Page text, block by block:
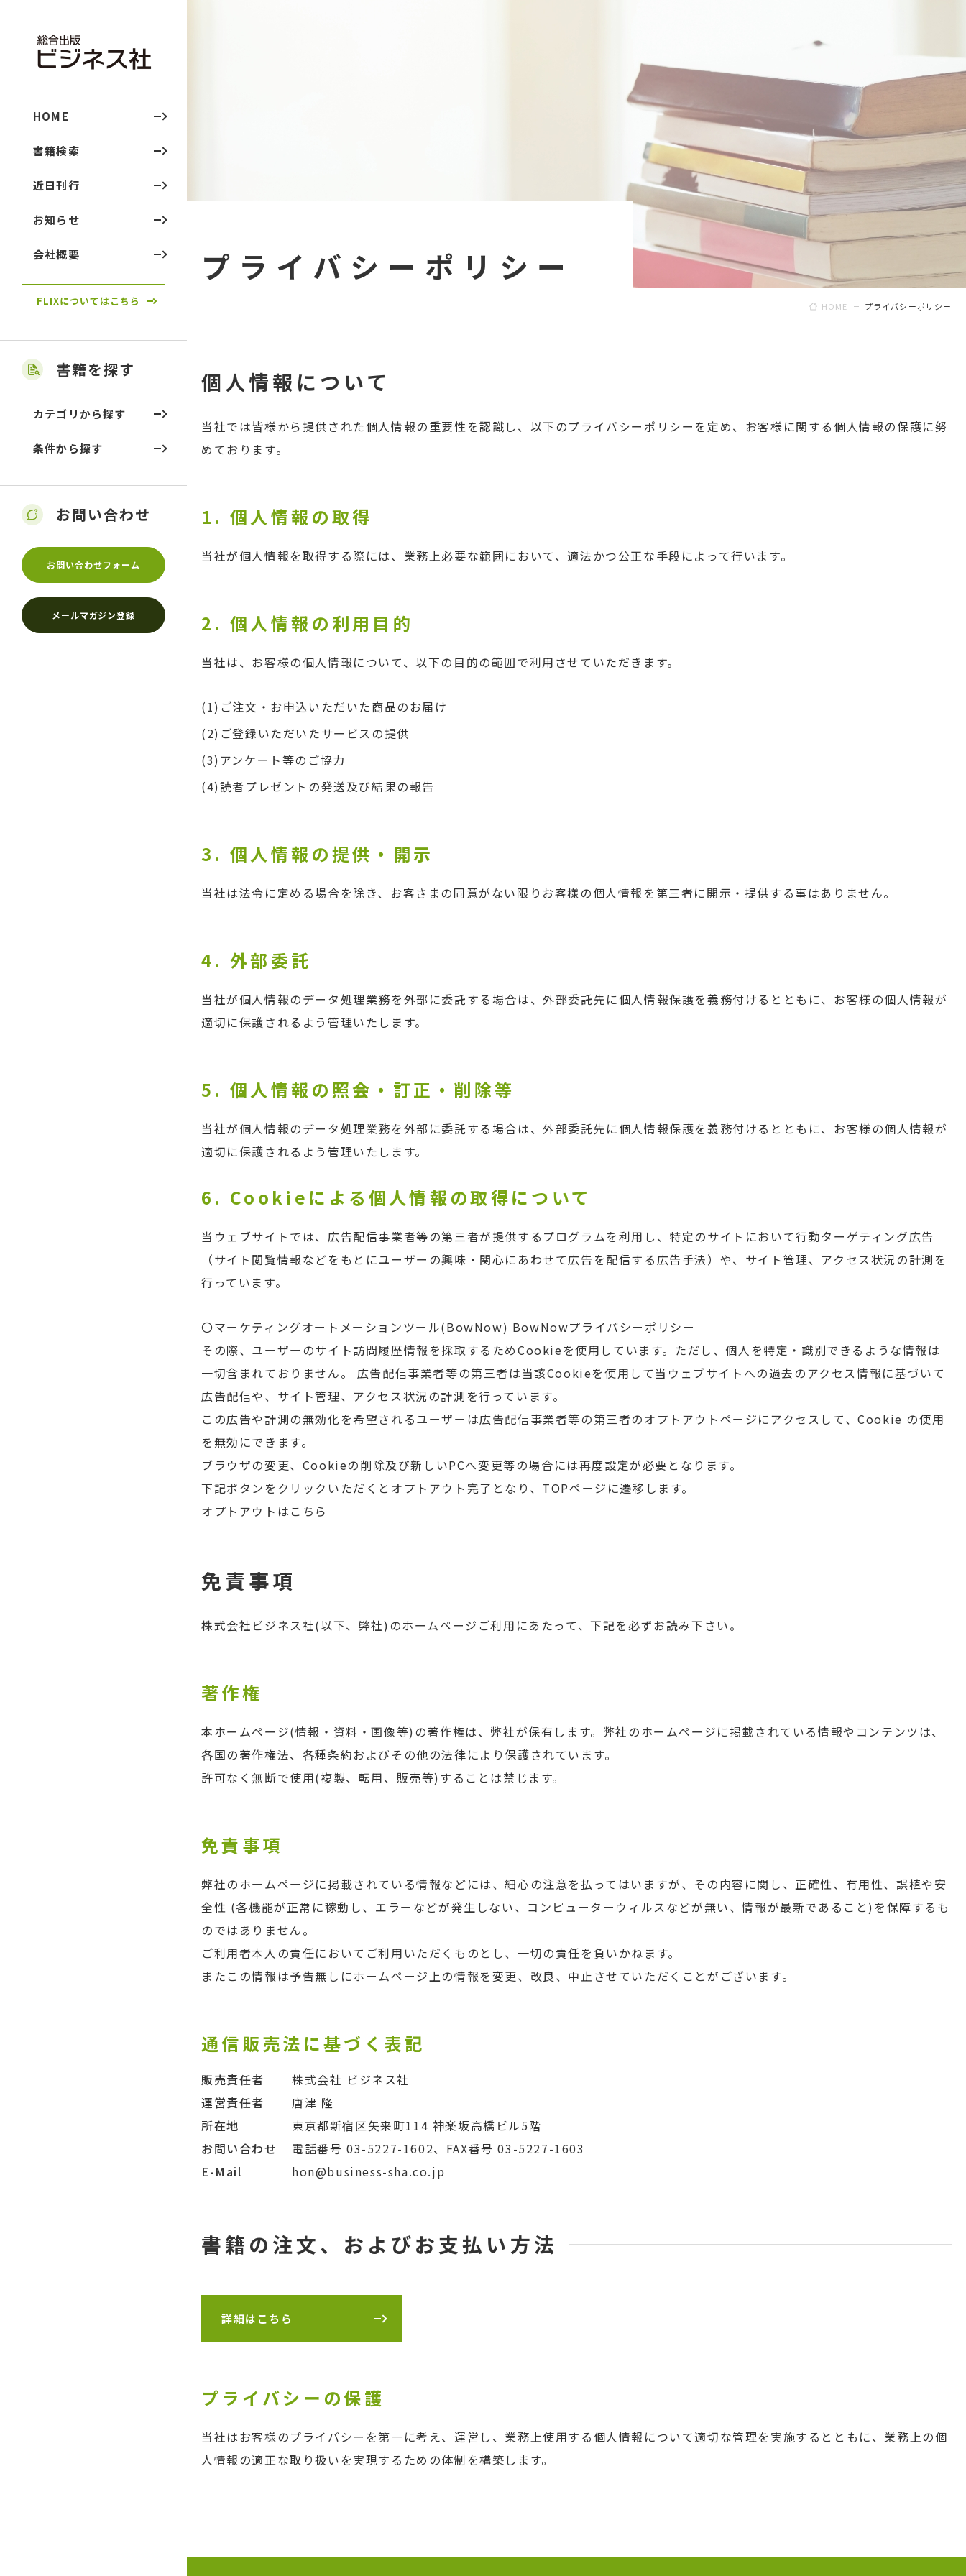
HOME
書籍検索
近日刊行
お知らせ
会社概要
FLIXについてはこちら
書籍を探す
カテゴリから探す
条件から探す
お問い合わせ
お問い合わせフォーム
メールマガジン登録
プライバシー ポリシー
HOME プライバシーポリシー
個人情報について
当社では皆様から提供された個人情報の重要性を認識し、以下のプライバシーポリシーを定め、お客様に関する個人情報の保護に努
めております。
1. 個人情報の取得
当社が個人情報を取得する際には、業務上必要な範囲において、適法かつ公正な手段によって行います。
2. 個人情報の利用目的
当社は、お客様の個人情報について、以下の目的の範囲で利用させていただきます。
(1) ご注文・お申込いただいた商品のお届け
(2) ご登録いただいたサービスの提供
(3)アンケート等のご協力
(4)読者プレゼントの発送及び結果の報告
3. 個人情報の提供・開示
当社は法令に定める場合を除き、お客さまの同意がない限りお客様の個人情報を第三者に開示・提供する事はありません。
4. 外部委託
当社が個人情報のデータ処理業務を外部に委託する場合は、外部委託先に個人情報保護を義務付けるとともに、お客様の個人情報が
適切に保護されるよう管理いたします。
5. 個人情報の照会・訂正・削除等
当社が個人情報のデータ処理業務を外部に委託する場合は、外部委託先に個人情報保護を義務付けるとともに、お客様の個人情報が
適切に保護されるよう管理いたします。
6. Cookieによる個人情報の取得について
当ウェブサイトでは、広告配信事業者等の第三者が提供するプログラムを利用し、特定のサイトにおいて行動ターゲティング広告
（サイト閲覧情報などをもとにユーザーの興味・関心にあわせて広告を配信する広告手法）や、サイト管理、アクセス状況の計測を
行っています。
〇マーケティングオートメーションツール(BowNow) BowNowプライバシーポリシー
その際、ユーザーのサイト訪問履歴情報を採取するためCookieを使用しています。ただし、個人を特定・識別できるような情報は
一切含まれておりません。 広告配信事業者等の第三者は当該Cookieを使用して当ウェブサイトへの過去のアクセス情報に基づいて
広告配信や、サイト管理、アクセス状況の計測を行っています。
この広告や計測の無効化を希望されるユーザーは広告配信事業者等の第三者のオプトアウトページにアクセスして、Cookie の使用
を無効にできます。
ブラウザの変更、Cookieの削除及び新しいPCへ変更等の場合には再度設定が必要となります。
下記ボタンをクリックいただくとオプトアウト完了となり、TOPページに遷移します。
オプトアウトはこちら
免責事項
株式会社ビジネス社(以下、弊社)のホームページご利用にあたって、下記を必ずお読み下さい。
著作権
本ホームページ(情報・資料・画像等)の著作権は、弊社が保有します。弊社のホームページに掲載されている情報やコンテンツは、
各国の著作権法、各種条約およびその他の法律により保護されています。
許可なく無断で使用(複製、転用、販売等)することは禁じます。
免責事項
弊社のホームページに掲載されている情報などには、細心の注意を払ってはいますが、その内容に関し、正確性、有用性、誤植や安
全性 (各機能が正常に稼動し、エラーなどが発生しない、コンピューターウィルスなどが無い、情報が最新であること)を保障するも
のではありません。
ご利用者本人の責任においてご利用いただくものとし、一切の責任を負いかねます。
またこの情報は予告無しにホームページ上の情報を変更、改良、中止させていただくことがございます。
通信販売法に基づく表記
販売責任者
株式会社 ビジネス社
運営責任者
唐津 隆
所在地
東京都新宿区矢来町114 神楽坂高橋ビル5階
お問い合わせ
電話番号 03-5227-1602、 FAX番号 03-5227-1603
E-Mail
hon@business-sha.co.jp
書籍の注文、およびお支払い方法
詳細はこちら
プライバシーの保護
当社はお客様のプライバシーを第一に考え、運営し、業務上使用する個人情報について適切な管理を実施するとともに、業務上の個
人情報の適正な取り扱いを実現するための体制を構築します。